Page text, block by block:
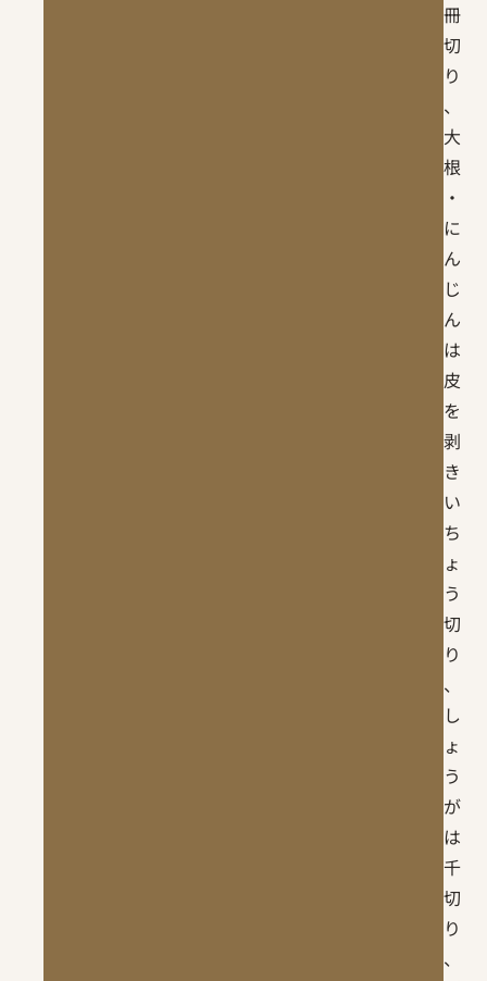
冊
切
り
、
大
根
・
に
ん
じ
ん
は
皮
を
剥
き
い
ち
ょ
う
切
り
、
し
ょ
う
が
は
千
切
り
、